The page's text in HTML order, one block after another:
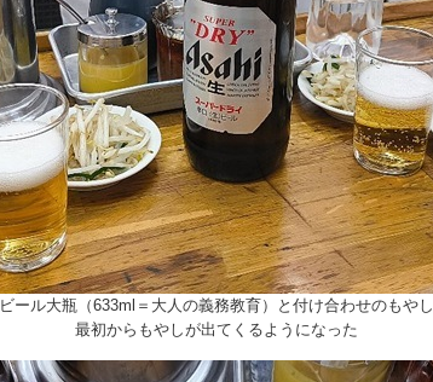
ビール大瓶（633ml＝大人の義務教育）と付け合わせのもやし
最初からもやしが出てくるようになった